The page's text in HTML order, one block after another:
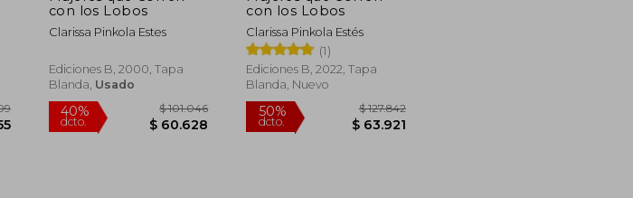
con los Lobos
Clarissa Pinkola Estes
Ediciones B, 2000, Tapa
Blanda, Usado
con los Lobos
Clarissa Pinkola Estés
(1)
Ediciones B, 2022, Tapa
Blanda, Nuevo